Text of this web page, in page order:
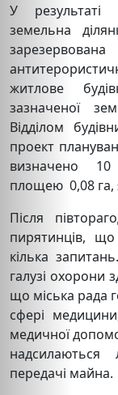
У результаті
земельна
житлове
зазначеної
Відділом
проект
визначено
площею 0,08 га,
Після
пирятинців,
кілька
галузі охорони
що міська рада
сфері
медичної
передачі майна.